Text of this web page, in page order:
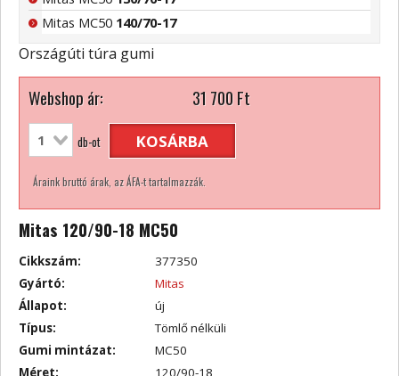
Mitas MC50 140/70-17
Országúti túra gumi
Webshop ár: 31 700Ft
db-ot KOSÁRBA
Áraink bruttó árak, az ÁFA-t tartalmazzák.
Mitas 120/90-18 MC50
Cikkszám:
377350
Gyártó:
Mitas
Állapot:
új
Típus:
Tömlő nélküli
Gumi mintázat:
MC50
Méret:
120/90-18